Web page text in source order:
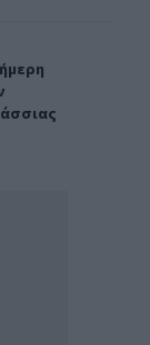
την